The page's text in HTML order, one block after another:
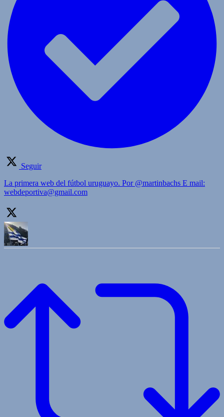
Seguir
La primera web del fútbol uruguayo. Por @martinbachs E mail:
webdeportiva@gmail.com